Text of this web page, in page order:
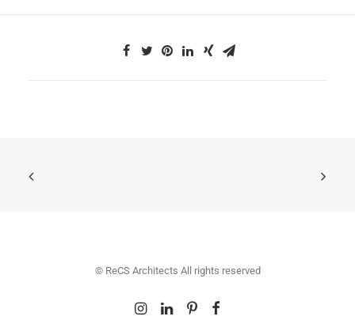
© ReCS Architects All rights reserved